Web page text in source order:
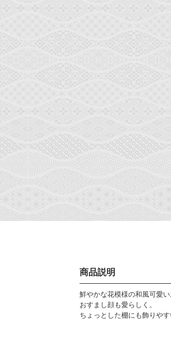
商品説明
鮮やかな花模様の和風可愛い
おすまし顔も愛らしく。
ちょっとした棚にも飾りや